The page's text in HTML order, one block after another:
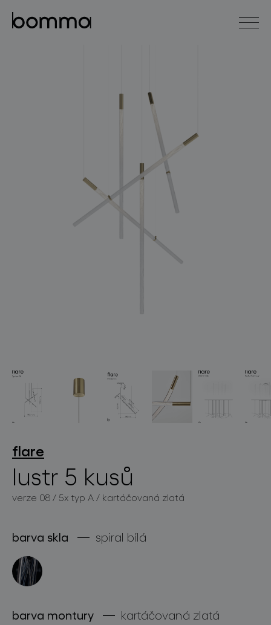
kolekce svítidel
produkty
projekty
o značce
pro profesionály
store locator
flare
lustr 5 kusů
verze 08 / 5x typ A / kartáčovaná zlatá
barva skla spiral bílá
barva montury kartáčovaná zlatá